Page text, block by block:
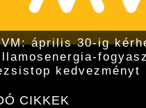
CIKKEK
április 30-ig
kedvezményt